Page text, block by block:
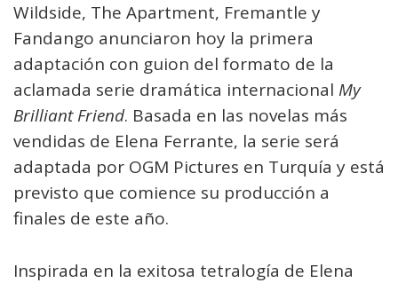
Wildside, The Apartment, Fremantle y
Fandango anunciaron hoy la primera
adaptación con guion del formato de la
aclamada serie dramática internacional My
Brilliant Friend. Basada en las novelas más
vendidas de Elena Ferrante, la serie será
adaptada por OGM Pictures en Turquía y está
previsto que comience su producción a
finales de este año.
Inspirada en la exitosa tetralogía de Elena